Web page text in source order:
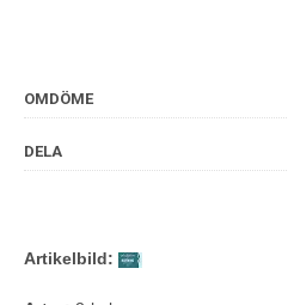
OMDÖME
DELA
Artikelbild: